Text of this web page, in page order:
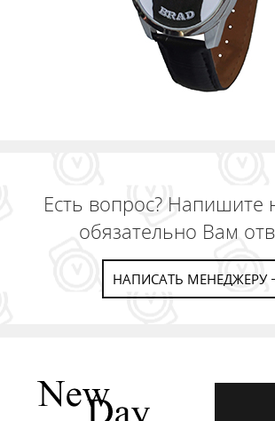
Есть вопрос? Напишите
обязательно Вам
НАПИСАТЬ МЕНЕДЖЕРУ